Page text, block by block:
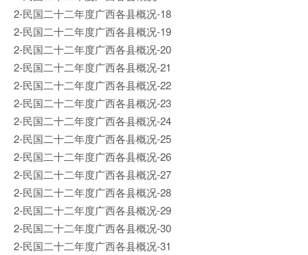
2-民国二十二年度广西各县概况-18
2-民国二十二年度广西各县概况-19
2-民国二十二年度广西各县概况-20
2-民国二十二年度广西各县概况-21
2-民国二十二年度广西各县概况-22
2-民国二十二年度广西各县概况-23
2-民国二十二年度广西各县概况-24
2-民国二十二年度广西各县概况-25
2-民国二十二年度广西各县概况-26
2-民国二十二年度广西各县概况-27
2-民国二十二年度广西各县概况-28
2-民国二十二年度广西各县概况-29
2-民国二十二年度广西各县概况-30
2-民国二十二年度广西各县概况-31